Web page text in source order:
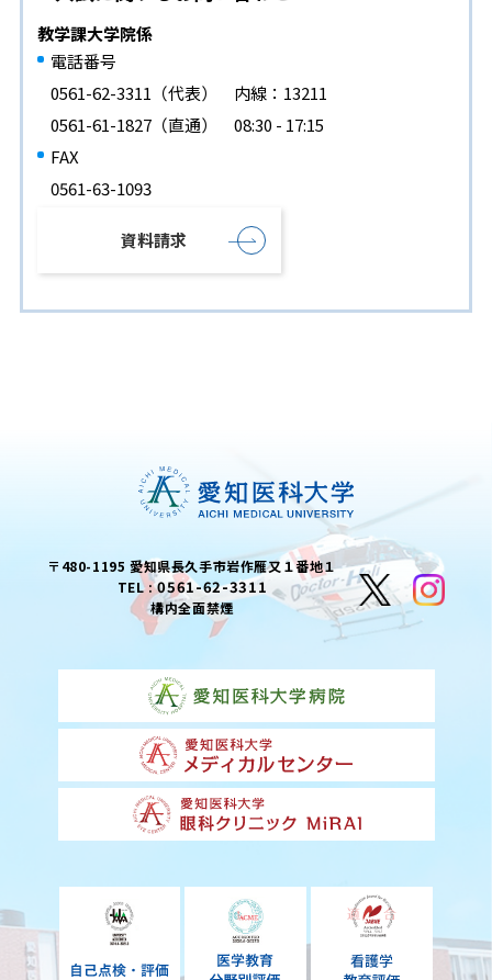
教学課大学院係
電話番号
0561-62-3311（代表） 内線：13211
0561-61-1827（直通） 08:30 - 17:15
FAX
0561-63-1093
資料請求
〒480-1195 愛知県長久手市岩作雁又１番地１
TEL :0561-62-3311
構内全面禁煙